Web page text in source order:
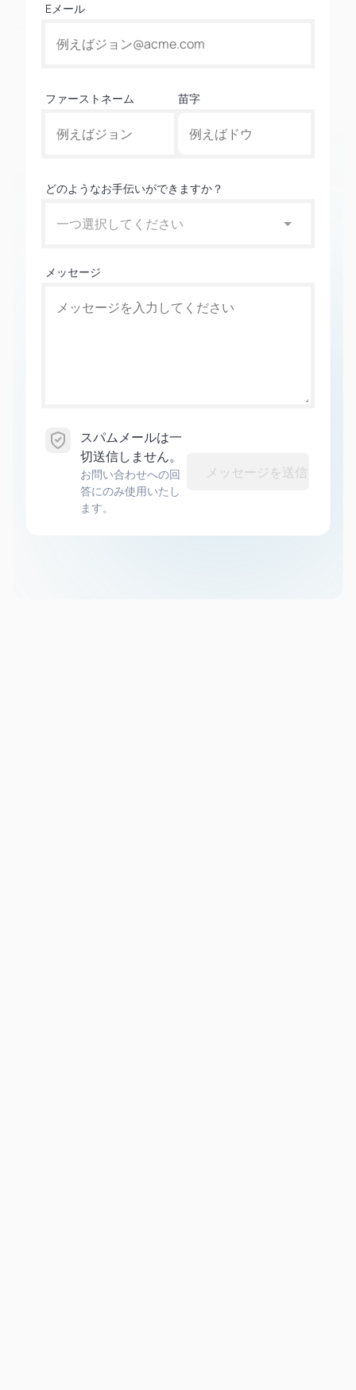
Eメール
ファーストネーム 苗字
どのようなお手伝いができますか？
一つ選択してください
メッセージ
スパムメールは一
切送信しません。
お問い合わせへの回
答にのみ使用いたし
ます。
メッセージを送信